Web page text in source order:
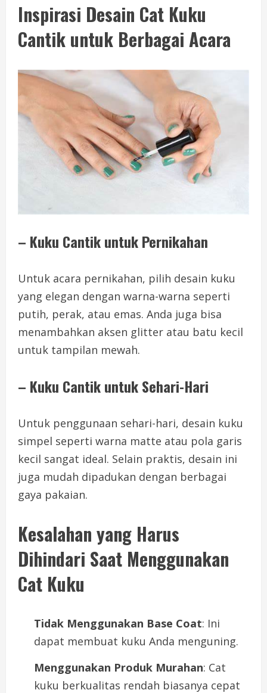
Inspirasi Desain Cat Kuku
Cantik untuk Berbagai Acara
– Kuku Cantik untuk Pernikahan
Untuk acara pernikahan, pilih desain kuku
yang elegan dengan warna-warna seperti
putih, perak, atau emas. Anda juga bisa
menambahkan aksen glitter atau batu kecil
untuk tampilan mewah.
– Kuku Cantik untuk Sehari-Hari
Untuk penggunaan sehari-hari, desain kuku
simpel seperti warna matte atau pola garis
kecil sangat ideal. Selain praktis, desain ini
juga mudah dipadukan dengan berbagai
gaya pakaian.
Kesalahan yang Harus
Dihindari Saat Menggunakan
Cat Kuku
Tidak Menggunakan Base Coat: Ini
dapat membuat kuku Anda menguning.
Menggunakan Produk Murahan: Cat
kuku berkualitas rendah biasanya cepat